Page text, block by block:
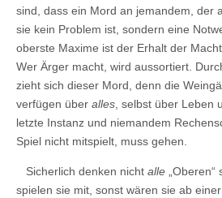
sind, dass ein Mord an jemandem, der
sie kein Problem ist, sondern eine
oberste Maxime ist der Erhalt der
Wer Ärger macht, wird aussortiert.
zieht sich dieser Mord, denn die
verfügen über alles , selbst über Leben
letzte Instanz und niemandem
Spiel nicht mitspielt, muss gehen.
Sicherlich denken nicht alle
spielen sie mit, sonst wären sie ab